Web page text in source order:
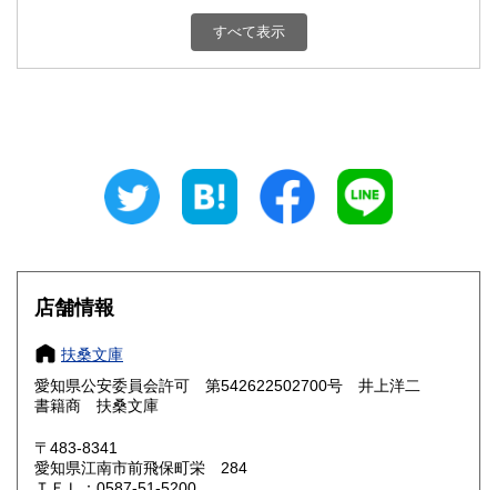
300円 富山県
300円 三重県
大阪府
奈良県
鳥取県 300円 島根県 300円
岡山県
すべて表示
店舗情報
扶桑文庫
愛知県公安委員会許可 第542622502700号 井上洋二
書籍商 扶桑文庫
〒483-8341
愛知県江南市前飛保町栄 284